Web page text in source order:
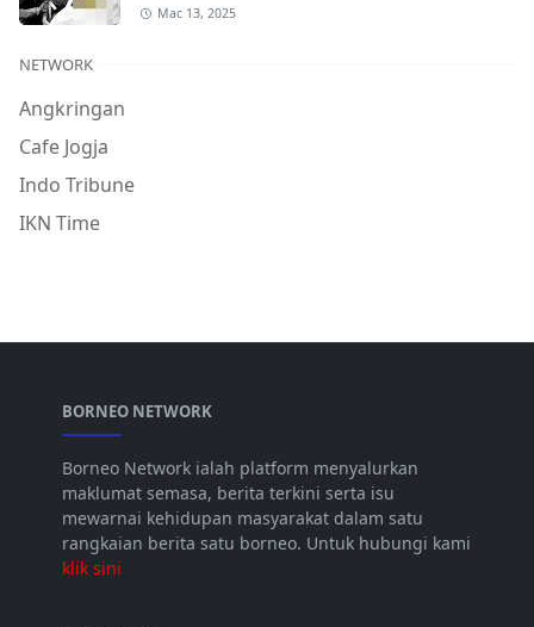
Mac 13, 2025
NETWORK
Angkringan
Cafe Jogja
Indo Tribune
IKN Time
BORNEO NETWORK
Borneo Network ialah platform menyalurkan
maklumat semasa, berita terkini serta isu
mewarnai kehidupan masyarakat dalam satu
rangkaian berita satu borneo. Untuk hubungi kami
klik sini